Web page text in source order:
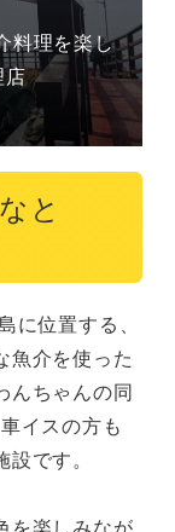
料理を楽し
店
と
に位置する、
魚介を使った
んちゃんの同
イスの方も
です。
を楽しみなが